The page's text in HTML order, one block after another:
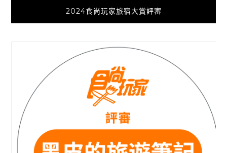
2024食尚玩家旅宿大賞評審